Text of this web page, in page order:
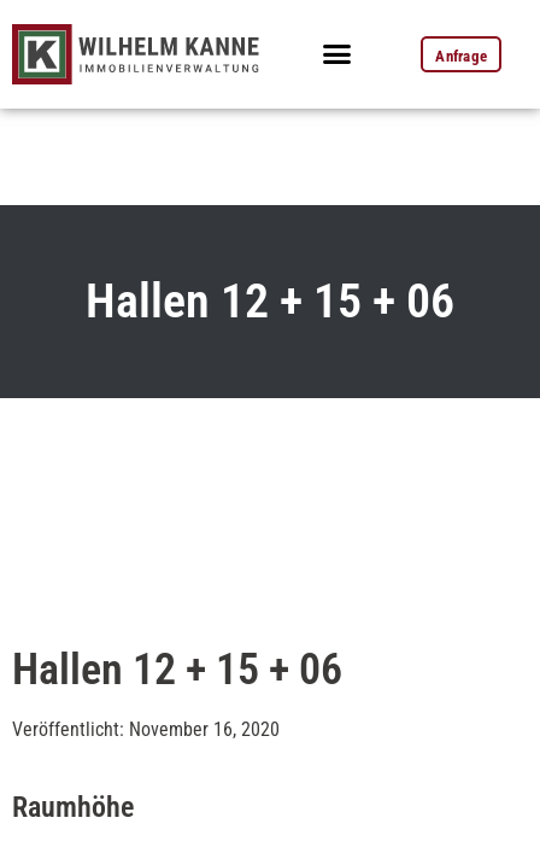
Anfrage
Hallen 12 + 15 + 06
Hallen 12 + 15 + 06
Veröffentlicht: November 16, 2020
Raumhöhe